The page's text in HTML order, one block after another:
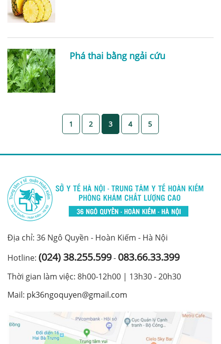
Phá thai bằng ngải cứu
1 2 3 4 5
Địa chỉ: 36 Ngô Quyền - Hoàn Kiếm - Hà Nội
Hotline: (024) 38.255.599- 083.66.33.399
Thời gian làm việc: 8h00-12h00 | 13h30 - 20h30
Mail: pk36ngoquyen@gmail.com